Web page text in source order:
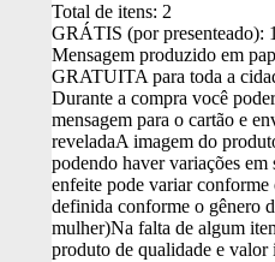
Total de itens: 2
GRÁTIS (por presenteado):
Mensagem produzido em
GRATUITA para toda a
Durante a compra você
mensagem para o cartão e
reveladaA imagem do
podendo haver variações em
enfeite pode variar conforme
definida conforme o gênero
mulher)Na falta de algum
produto de qualidade e valor